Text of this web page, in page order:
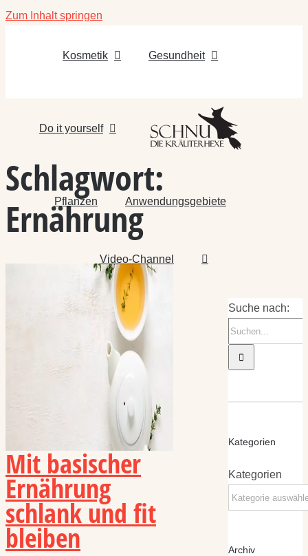
Zum Inhalt springen
Kosmetik Gesundheit
Do it yourself
Pflanzen Anwendungsgebiete
Video-Channel
Schlagwort:
Ernährung
Mit basischer
Ernährung
schlank und fit
bleiben
Suche nach:
Kategorien
Kategorien
Archiv